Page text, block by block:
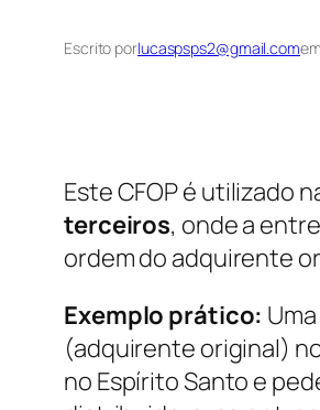
Escrito porlucaspsps2@gmail.comem
Este CFOP é utilizado
terceiros, onde a
ordem do adquirente
Exemplo prático:
(adquirente original)
no Espírito Santo e